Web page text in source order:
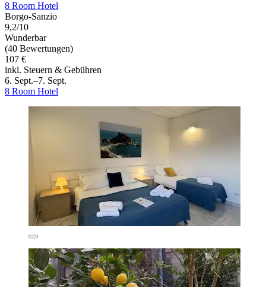
8 Room Hotel
Borgo-Sanzio
9,2/10
Wunderbar
(40 Bewertungen)
107 €
inkl. Steuern & Gebühren
6. Sept.–7. Sept.
8 Room Hotel